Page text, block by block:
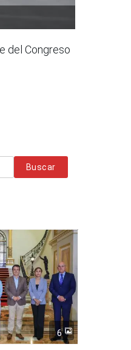
del Congreso
Buscar
6